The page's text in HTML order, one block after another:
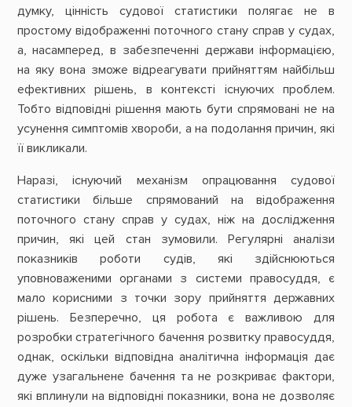
думку, цінність судової статистики полягає не в
простому відображенні поточного стану справ у судах,
а, насамперед, в забезпеченні держави інформацією,
на яку вона зможе відреагувати прийняттям найбільш
ефективних рішень, в контексті існуючих проблем.
Тобто відповідні рішення мають бути спрямовані не на
усунення симптомів хвороби, а на подолання причин, які
її викликали.
Наразі, існуючий механізм опрацювання судової
статистики більше спрямований на відображення
поточного стану справ у судах, ніж на дослідження
причин, які цей стан зумовили. Регулярні аналізи
показників роботи судів, які здійснюються
уповноваженими органами з системи правосуддя, є
мало корисними з точки зору прийняття державних
рішень. Безперечно, ця робота є важливою для
розробки стратегічного бачення розвитку правосуддя,
однак, оскільки відповідна аналітична інформація дає
дуже узагальнене бачення та не розкриває фактори,
які вплинули на відповідні показники, вона не дозволяє